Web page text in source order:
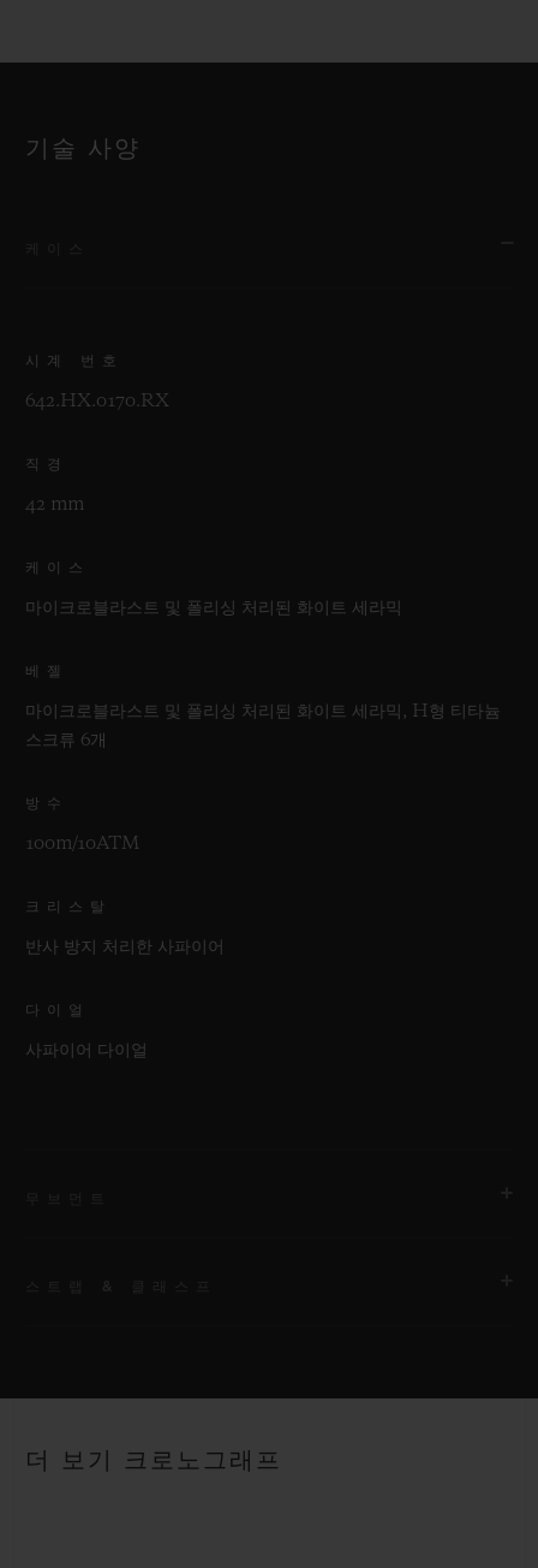
기술 사양
시계 번호
642.HX.0170.RX
직경
42 mm
케이스
마이크로블라스트 및 폴리싱 처리된 화이트 세라믹
베젤
마이크로블라스트 및 폴리싱 처리된 화이트 세라믹, H형 티타늄
스크류 6개
방수
100m/10ATM
크리스탈
반사 방지 처리한 사파이어
다이얼
사파이어 다이얼
50시간
스트랩
더 보기 크로노그래프